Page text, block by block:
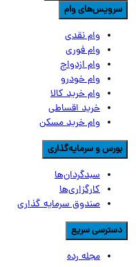
وام
وام نقدی
وام فوری
وام ازدواج
وام خودرو
وام خرید کالا
خرید اقساطی
وام خرید مسکن
و سرمایه‌گذاری
سبدگردان‌ها
کارگزاری‌ها
صندوق سرمایه گذاری
سریع
مجله رده